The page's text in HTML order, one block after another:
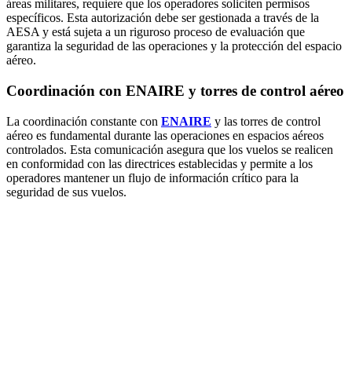
áreas militares, requiere que los operadores soliciten permisos
específicos. Esta autorización debe ser gestionada a través de la
AESA y está sujeta a un riguroso proceso de evaluación que
garantiza la seguridad de las operaciones y la protección del espacio
aéreo.
Coordinación con ENAIRE y torres de control aéreo
La coordinación constante con ENAIRE y las torres de control
aéreo es fundamental durante las operaciones en espacios aéreos
controlados. Esta comunicación asegura que los vuelos se realicen
en conformidad con las directrices establecidas y permite a los
operadores mantener un flujo de información crítico para la
seguridad de sus vuelos.